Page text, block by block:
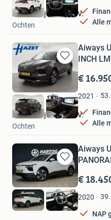
Alle
Autobedrijf Hazet B.V.
Ochten
Bewaren
in
Mijn
Favorieten
Aiways
INCH
€
2021
Alle
Autobedrijf Hazet B.V.
Ochten
Bewaren
in
Mijn
Favorieten
Aiways
€
2020
NAP